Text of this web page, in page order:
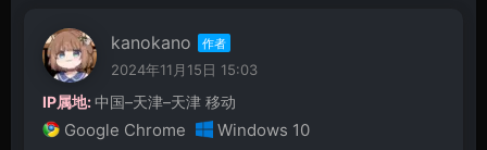
kanokano
2024年11月15日 15:03
IP属地:中国–天津–天津 移动
Google Chrome Windows 10